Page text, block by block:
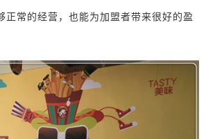
正常的经营，也能为加盟者带来很好的盈